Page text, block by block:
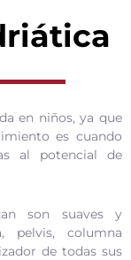
en niños, ya que
es cuando
al potencial de
son suaves y
pelvis, columna
de todas sus